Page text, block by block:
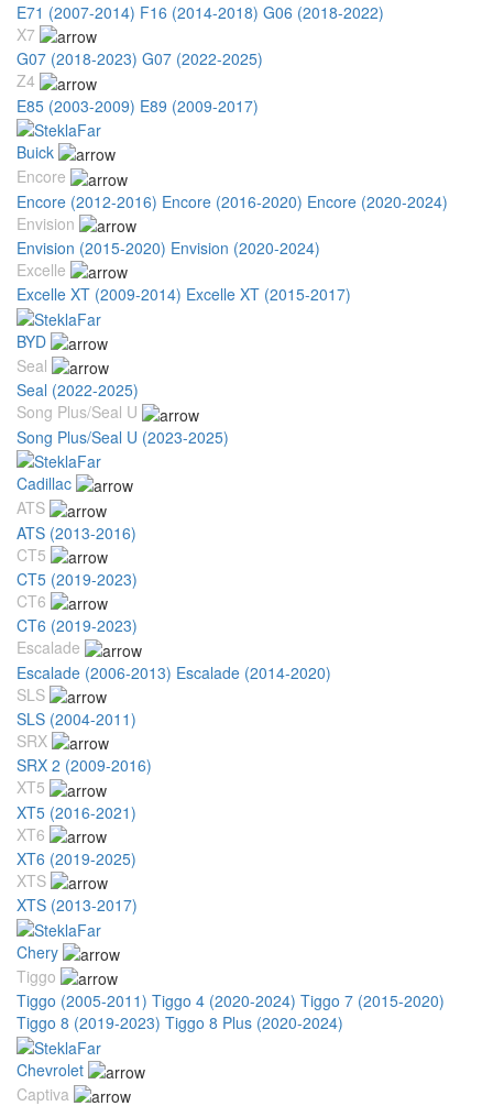
E71 (2007-2014) F16 (2014-2018) G06 (2018-2022)
X7
G07 (2018-2023) G07 (2022-2025)
Z4
E85 (2003-2009) E89 (2009-2017)
Buick
Encore
Encore (2012-2016) Encore (2016-2020) Encore (2020-2024)
Envision
Envision (2015-2020) Envision (2020-2024)
Excelle
Excelle XT (2009-2014) Excelle XT (2015-2017)
BYD
Seal
Seal (2022-2025)
Song Plus/Seal U
Song Plus/Seal U (2023-2025)
Cadillac
ATS
ATS (2013-2016)
CT5
CT5 (2019-2023)
CT6
CT6 (2019-2023)
Escalade
Escalade (2006-2013) Escalade (2014-2020)
SLS
SLS (2004-2011)
SRX
SRX 2 (2009-2016)
XT5
XT5 (2016-2021)
XT6
XT6 (2019-2025)
XTS
XTS (2013-2017)
Chery
Tiggo
Tiggo (2005-2011) Tiggo 4 (2020-2024) Tiggo 7 (2015-2020)
Tiggo 8 (2019-2023) Tiggo 8 Plus (2020-2024)
Chevrolet
Captiva